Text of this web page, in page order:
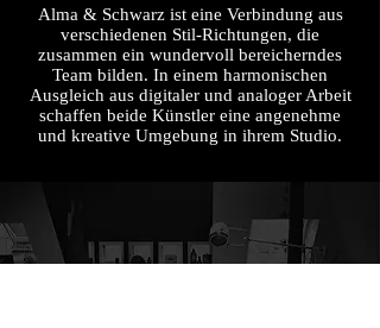
Alma & Schwarz ist eine Verbindung aus
verschiedenen Stil-Richtungen, die
zusammen ein wundervoll bereicherndes
Team bilden. In einem harmonischen
Ausgleich aus digitaler und analoger Arbeit
schaffen beide Künstler eine angenehme
und kreative Umgebung in ihrem Studio.